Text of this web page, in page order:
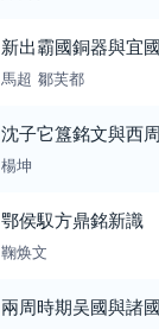
新出霸國銅器與宜
馬超 鄒芙都
沈子它簋銘文與西
楊坤
鄂侯馭方鼎銘新識
鞠焕文
兩周時期吴國與諸